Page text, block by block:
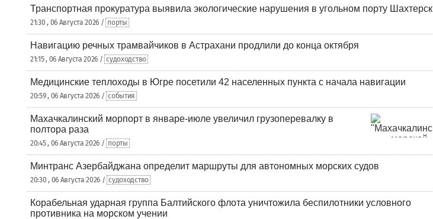
Транспортная прокуратура выявила экологические нарушения в угольном порту Шахтерск
21:30 , 06 Августа 2026 / порты
Навигацию речных трамвайчиков в Астрахани продлили до конца октября
21:15 , 06 Августа 2026 / судоходство
Медицинские теплоходы в Югре посетили 42 населенных пункта с начала навигации
20:59 , 06 Августа 2026 / события
Махачкалинский морпорт в январе-июле увеличил грузоперевалку в
полтора раза
20:45 , 06 Августа 2026 / порты
Минтранс Азербайджана определит маршруты для автономных морских судов
20:30 , 06 Августа 2026 / судоходство
Корабельная ударная группа Балтийского флота уничтожила беспилотники условного
противника на морском учении